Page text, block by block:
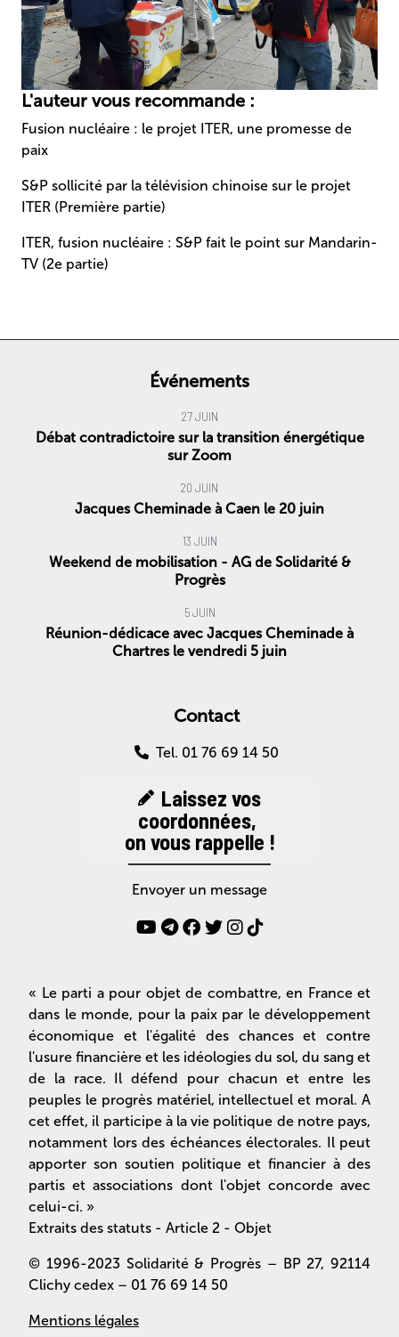
L'auteur vous recommande :
Fusion nucléaire : le projet ITER, une promesse de
paix
S&P sollicité par la télévision chinoise sur le projet
ITER (Première partie)
ITER, fusion nucléaire : S&P fait le point sur Mandarin-
TV (2e partie)
Événements
27 JUIN
Débat contradictoire sur la transition énergétique
sur Zoom
20 JUIN
Jacques Cheminade à Caen le 20 juin
13 JUIN
Weekend de mobilisation - AG de Solidarité &
Progrès
5 JUIN
Réunion-dédicace avec Jacques Cheminade à
Chartres le vendredi 5 juin
Contact
Tel. 01 76 69 14 50
Laissez vos
coordonnées,
on vous rappelle !
Envoyer un message
« Le parti a pour objet de combattre, en France et
dans le monde, pour la paix par le développement
économique et l'égalité des chances et contre
l'usure financière et les idéologies du sol, du sang et
de la race. Il défend pour chacun et entre les
peuples le progrès matériel, intellectuel et moral. A
cet effet, il participe à la vie politique de notre pays,
notamment lors des échéances électorales. Il peut
apporter son soutien politique et financier à des
partis et associations dont l'objet concorde avec
celui-ci. »
Extraits des statuts - Article 2 - Objet
© 1996-2023 Solidarité & Progrès – BP 27, 92114
Clichy cedex – 01 76 69 14 50
Mentions légales